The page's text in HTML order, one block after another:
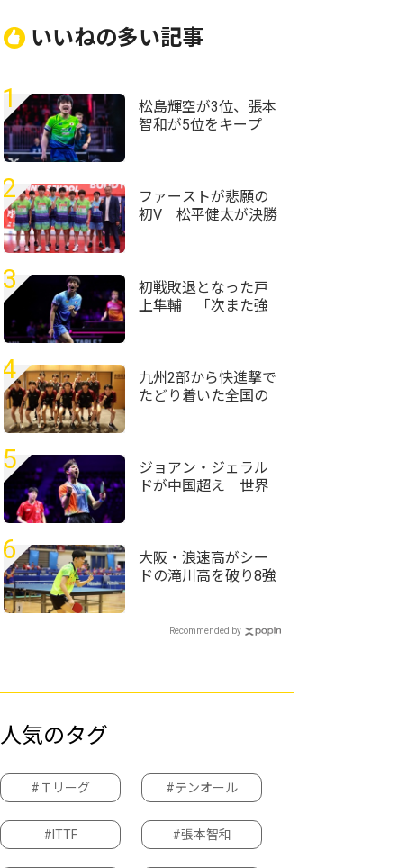
いいねの多い記事
1
松島輝空が3位、張本
智和が5位をキープ
キング（2026年第32
週）
2
ファーストが悲願の
初V 松平健太が決勝
選手権大会＞
3
初戦敗退となった戸
上隼輔 「次また強
WTTチャンピオンズ
横浜2026＞
4
九州2部から快進撃で
たどり着いた全国の
5
ジョアン・ジェラル
ドが中国超え 世界
2026＞
6
大阪・浪速高がシー
ドの滝川高を破り8強
球・近畿高校選手権
Recommended by
人気のタグ
#Ｔリーグ #テンオール
#ITTF #張本智和